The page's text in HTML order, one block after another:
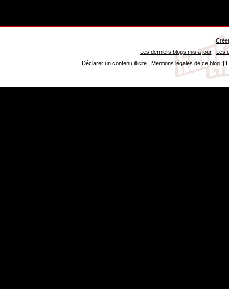
Les derniers blogs mis à jour| Les
Déclarer un contenu illicite| Mentions légales de ce blog|